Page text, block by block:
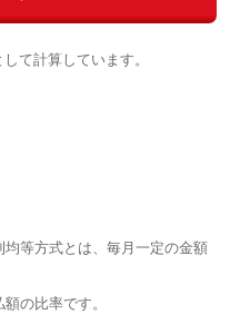
て計算しています。
等方式とは、毎月一定の金額
の比率です。